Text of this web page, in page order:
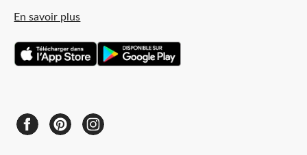
En savoir plus